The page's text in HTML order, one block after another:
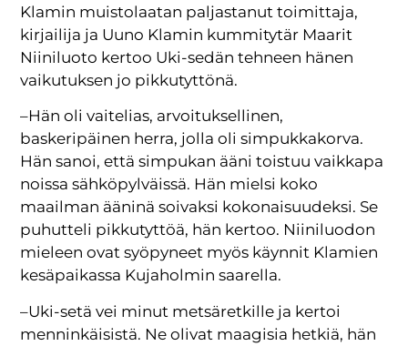
Klamin muistolaatan paljastanut toimittaja,
kirjailija ja Uuno Klamin kummitytär Maarit
Niiniluoto kertoo Uki-sedän tehneen hänen
vaikutuksen jo pikkutyttönä.
–Hän oli vaitelias, arvoituksellinen,
baskeripäinen herra, jolla oli simpukkakorva.
Hän sanoi, että simpukan ääni toistuu vaikkapa
noissa sähköpylväissä. Hän mielsi koko
maailman ääninä soivaksi kokonaisuudeksi. Se
puhutteli pikkutyttöä, hän kertoo. Niiniluodon
mieleen ovat syöpyneet myös käynnit Klamien
kesäpaikassa Kujaholmin saarella.
–Uki-setä vei minut metsäretkille ja kertoi
menninkäisistä. Ne olivat maagisia hetkiä, hän